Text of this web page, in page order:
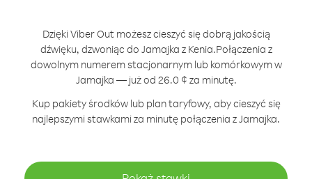
Dzięki Viber Out możesz cieszyć się dobrą jakością
dźwięku, dzwoniąc do Jamajka z Kenia.Połączenia z
dowolnym numerem stacjonarnym lub komórkowym w
Jamajka — już od 26.0 ¢ za minutę.
Kup pakiety środków lub plan taryfowy, aby cieszyć się
najlepszymi stawkami za minutę połączenia z Jamajka.